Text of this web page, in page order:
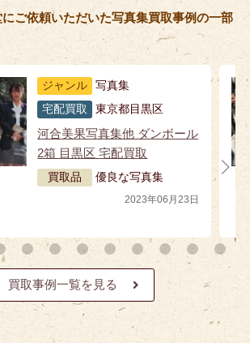
ご依頼いただいた写真集買取事例の一部
ジャンル
写真集
宅配買取
東京都目黒区
河合美果写真集他 ダンボール
2箱 目黒区 宅配買取
買取品 優良な写真集
2023年06月23日
買取事例一覧を見る